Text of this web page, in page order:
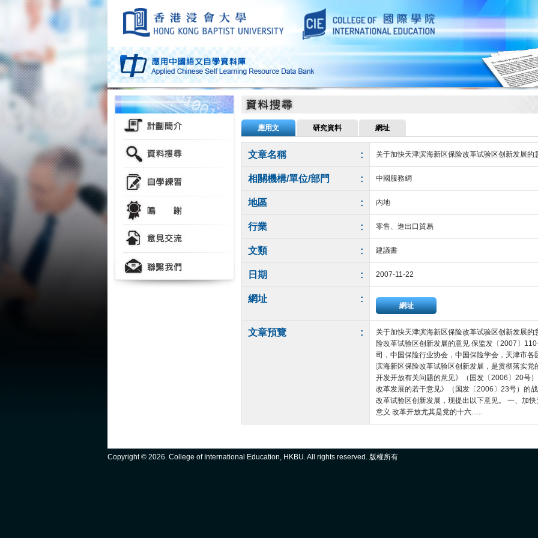
應用文 研究資料 網址
文章名稱 : 关于加快天津滨海新区保险改革试验区创新发展的
相關機構/單位/部門 : 中國服務網
地區 : 內地
行業 : 零售、進出口貿易
文類 : 建議書
日期 : 2007-11-22
網址 :
網址
文章預覽 :
关于加快天津滨海新区保险改革试验区创新发
险改革试验区创新发展的意见 保监发〔2007〕
司，中国保险行业协会，中国保险学会，天津市
滨海新区保险改革试验区创新发展，是贯彻落实
开发开放有关问题的意见》（国发〔2006〕20号
改革发展的若干意见》（国发〔2006〕23号）的
改革试验区创新发展，现提出以下意见。 一、加
意义 改革开放尤其是党的十六......
Copyright © 2026. College of International Education, HKBU. All rights reserved. 版權所有